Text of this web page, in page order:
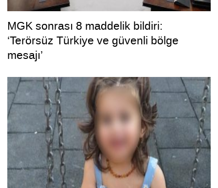
MGK sonrası 8 maddelik bildiri:
‘Terörsüz Türkiye ve güvenli bölge
mesajı’